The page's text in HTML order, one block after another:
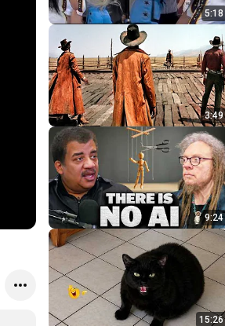
5:18
3:49
9:24
15:26